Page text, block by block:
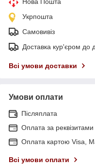
Укрпошта
Самовивіз
Доставка кур'єром до
Всі умови доставки
Умови оплати
Післяплата
Оплата за реквізитами
Оплата картою Visa,
Всі умови оплати